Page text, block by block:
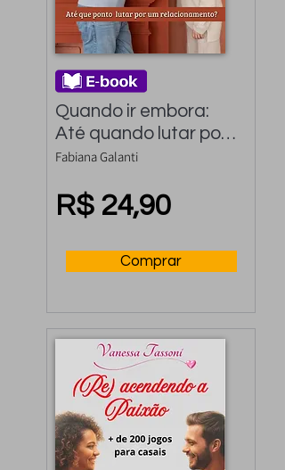
Quando ir embora:
Até quando lutar por
um relacionamento
Fabiana Galanti
R$ 24,90
Comprar